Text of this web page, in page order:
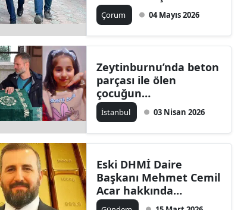
yakalandı
Çorum 04 Mayıs 2026
Zeytinburnu’nda beton
parçası ile ölen
çocuğun
soruşturmasında 1
zanlı daha tutuklandı
İstanbul 03 Nisan 2026
Eski DHMİ Daire
Başkanı Mehmet Cemil
Acar hakkında
yakalama kararı çıktı